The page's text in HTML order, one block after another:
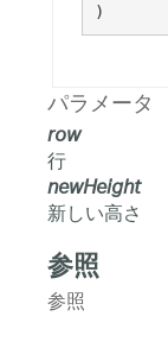
)
パラメータ
row
行
newHeight
新しい高さ
参照
参照